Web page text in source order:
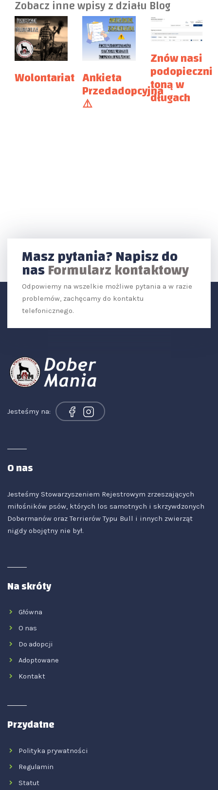
Zobacz inne wpisy z działu Blog
Wolontariat Ankieta
Przedadopcyjna
⚠️
Znów nasi
podopieczni
toną w
długach
Masz pytania? Napisz do
nasFormularz kontaktowy
Odpowiemy na wszelkie możliwe pytania a w razie
problemów, zachęcamy do kontaktu
telefonicznego.
Jesteśmy na:
O nas
Jesteśmy Stowarzyszeniem Rejestrowym zrzeszających
miłośników psów, których los samotnych i skrzywdzonych
Dobermanów oraz Terrierów Typu Bull i innych zwierząt
nigdy obojętny nie był.
Na skróty
Główna
O nas
Do adopcji
Adoptowane
Kontakt
Przydatne
Polityka prywatności
Regulamin
Statut